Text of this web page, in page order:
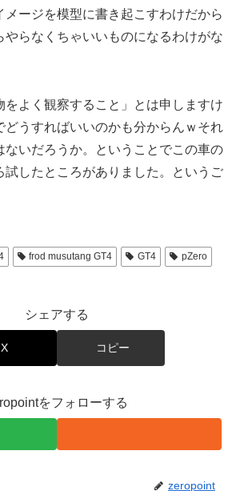
メージを模型に書き起こすわけだから
やらなくちゃいいものになるわけがな
をよく観察すること」とは申しますけ
どうすればいいのかも分からんｗそれ
ないだろうか。ということでこの車の
試したところがありました。というご
frod musutang GT4 GT4
pZero
シェアする
X コピー
をフォローする
zeropoint